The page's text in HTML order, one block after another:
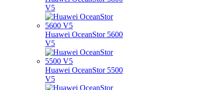
V5
Huawei OceanStor 5600
V5
Huawei OceanStor 5500
V5